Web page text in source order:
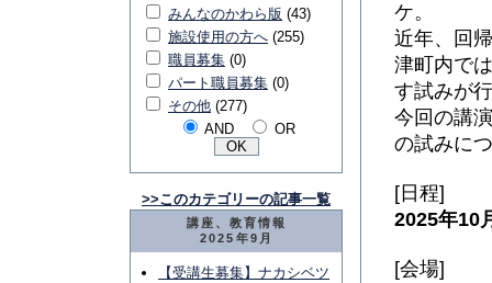
みんなのかわら版 (43)
施設使用の方へ (255)
職員募集 (0)
パート職員募集 (0)
その他 (277)
AND
OR
>>このカテゴリーの記事一覧
講座、教育情報
2025年9月
【受講生募集】ナカシベツ
ケ。
近年、回
津町内で
す試みが
今回の講
の試みに
[日程]
2025年10
[会場]